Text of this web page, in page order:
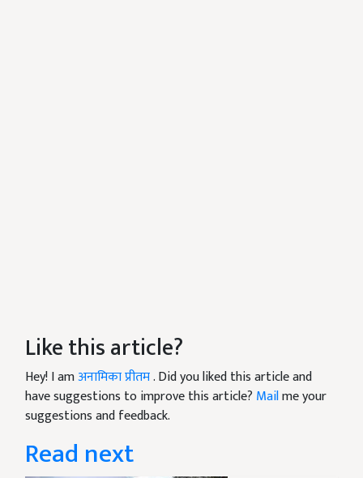
Like this article?
Hey! I amअनामिका प्रीतम. Did you liked this article and
have suggestions to improve this article? Mailme your
suggestions and feedback.
Read next